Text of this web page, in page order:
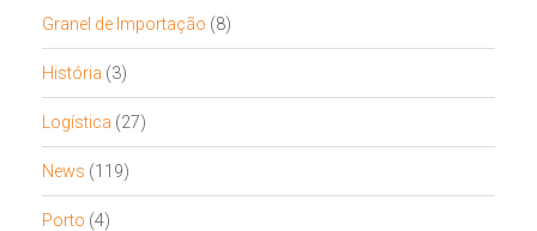
Granel de Importação (8)
História (3)
Logística (27)
News (119)
Porto (4)